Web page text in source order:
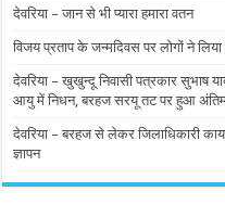
देवरिया – जान से भी प्यारा हमारा वतन
विजय प्रताप के जन्मदिवस पर लोगों ने
देवरिया – खुखुन्दू निवासी पत्रकार सुभाष
आयु में निधन, बरहज सरयू तट पर हुआ
देवरिया – बरहज से लेकर जिलाधिकारी
ज्ञापन